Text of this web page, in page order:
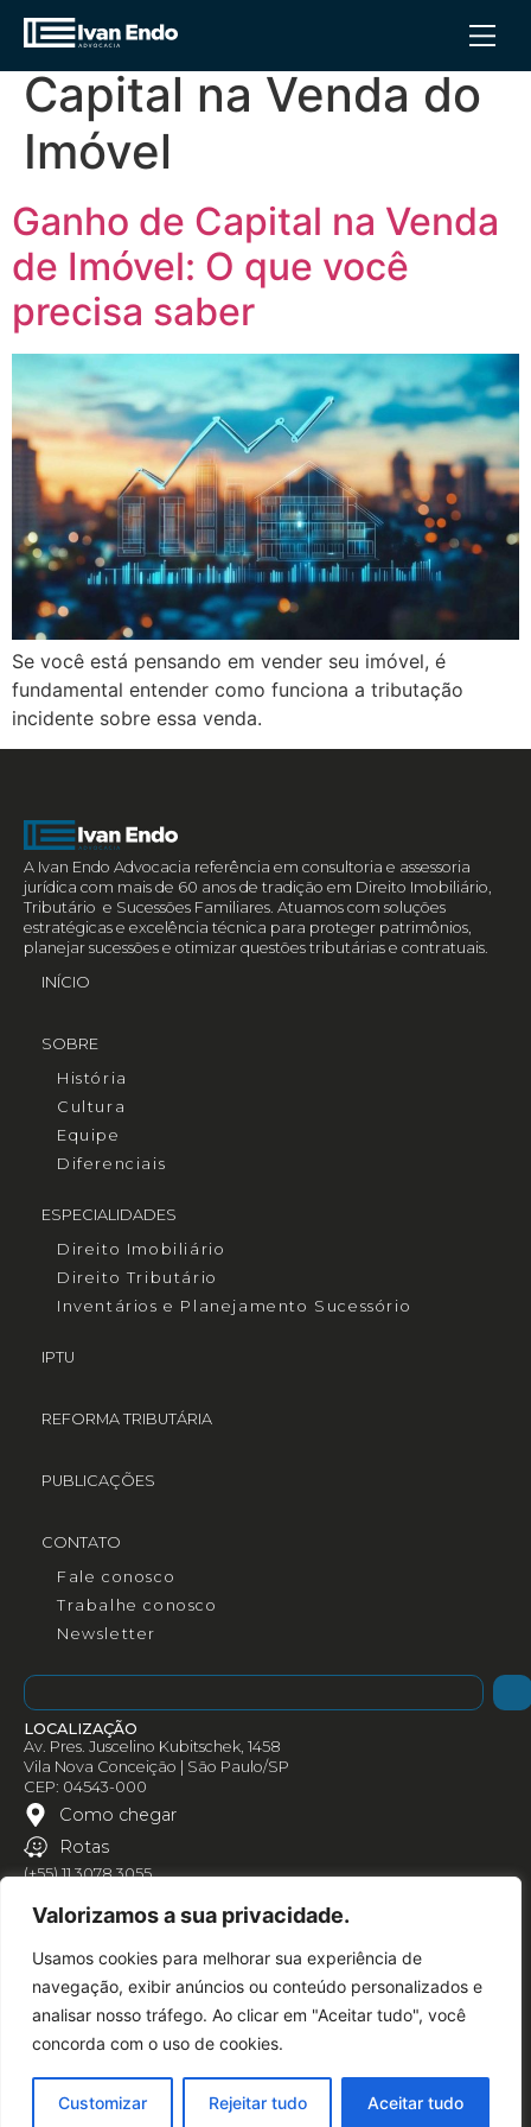
Valorizamos a sua privacidade.
Usamos cookies para melhorar sua experiência de
navegação, exibir anúncios ou conteúdo personalizados e
analisar nosso tráfego. Ao clicar em "Aceitar tudo", você
concorda com o uso de cookies.
Customizar Rejeitar tudo Aceitar tudo
Tag:Ganho de
Capital na Venda do
Imóvel
Ganho de Capital na Venda
de Imóvel: O que você
precisa saber
Se você está pensando em vender seu imóvel, é
fundamental entender como funciona a tributação
incidente sobre essa venda.
A Ivan Endo Advocacia referência em consultoria e assessoria
jurídica com mais de 60 anos de tradição em Direito Imobiliário,
Tributário e Sucessões Familiares. Atuamos com soluções
estratégicas e excelência técnica para proteger patrimônios,
planejar sucessões e otimizar questões tributárias e contratuais.
INÍCIO
SOBRE
História
Cultura
Equipe
Diferenciais
ESPECIALIDADES
Direito Imobiliário
Direito Tributário
Inventários e Planejamento Sucessório
IPTU
REFORMA TRIBUTÁRIA
PUBLICAÇÕES
CONTATO
Fale conosco
Trabalhe conosco
Newsletter
LOCALIZAÇÃO
Av. Pres. Juscelino Kubitschek, 1458
Vila Nova Conceição | São Paulo/SP
CEP: 04543-000
Como chegar
Rotas
(+55) 11 3078 3055
Política de privacidade © AN1